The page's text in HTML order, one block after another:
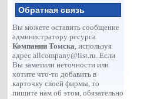
Обратная связь
Вы можете оставить сообщение
администратору ресурса
Компании Томска, используя
адресallcompany@list.ru. Если
Вы заметили неточности или
хотите что-то добавить в
карточку своей фирмы, то
пишите нам об этом, обязательно